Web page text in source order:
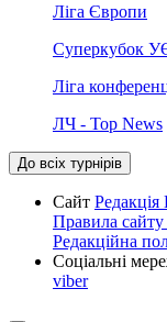
Ліга Європи
Суперкубок
Ліга
ЛЧ - Top News
До всіх турнірів
Сайт Редакція
Правила сайту
Редакційна
Соціальні
viber